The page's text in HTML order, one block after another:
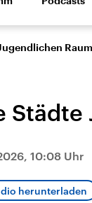
Wissen
10:08 Uhr
herunterladen